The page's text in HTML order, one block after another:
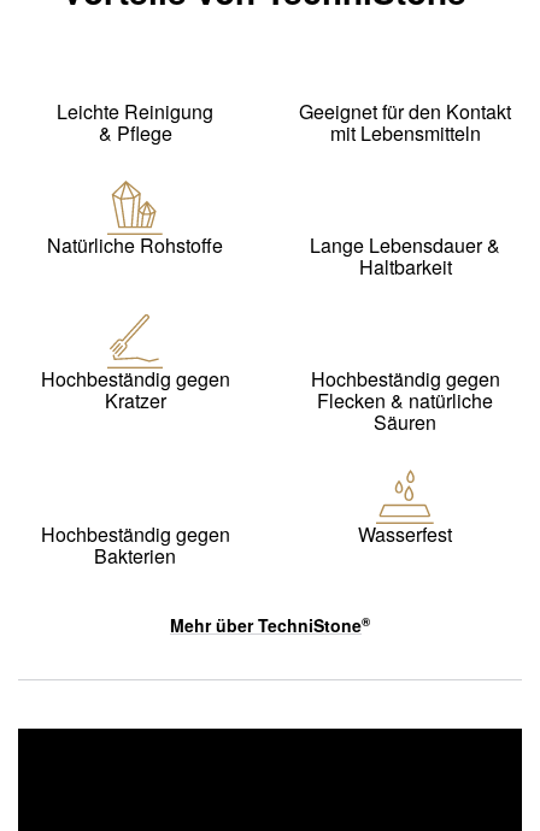
Leichte Reinigung
& Pflege
Geeignet für den Kontakt
mit Lebensmitteln
Natürliche Rohstoffe Lange Lebensdauer &
Haltbarkeit
Hochbeständig gegen
Kratzer
Hochbeständig gegen
Flecken & natürliche
Säuren
Hochbeständig gegen
Bakterien
Wasserfest
Mehr überTechniStone®